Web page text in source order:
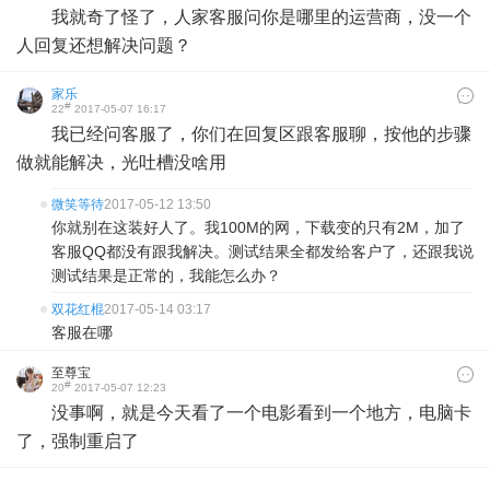
我就奇了怪了，人家客服问你是哪里的运营商，没一个
人回复还想解决问题？
家乐
22# 2017-05-07 16:17
我已经问客服了，你们在回复区跟客服聊，按他的步骤
做就能解决，光吐槽没啥用
微笑等待2017-05-12 13:50
你就别在这装好人了。我100M的网，下载变的只有2M，加了
客服QQ都没有跟我解决。测试结果全都发给客户了，还跟我说
测试结果是正常的，我能怎么办？
双花红棍2017-05-14 03:17
客服在哪
至尊宝
20# 2017-05-07 12:23
没事啊，就是今天看了一个电影看到一个地方，电脑卡
了，强制重启了